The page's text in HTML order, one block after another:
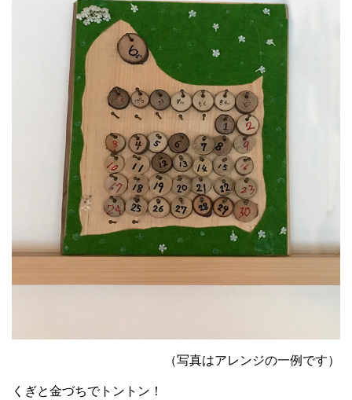
（写真はアレンジの一例です）
くぎと金づちでトントン！